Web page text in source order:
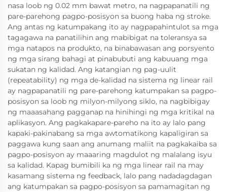
nasa loob ng 0.02 mm bawat metro, na nagpapanatili ng
pare-parehong pagpo-posisyon sa buong haba ng stroke.
Ang antas ng katumpakang ito ay nagpapahintulot sa mga
tagagawa na panatilihin ang mabibigat na toleransya sa
mga natapos na produkto, na binabawasan ang porsyento
ng mga sirang bahagi at pinabubuti ang kabuuang mga
sukatan ng kalidad. Ang katangian ng pag-uulit
(repeatability) ng mga de-kalidad na sistema ng linear rail
ay nagpapanatili ng pare-parehong katumpakan sa pagpo-
posisyon sa loob ng milyon-milyong siklo, na nagbibigay
ng maaasahang pagganap na hinihingi ng mga kritikal na
aplikasyon. Ang pagkakapare-pareho na ito ay lalo pang
kapaki-pakinabang sa mga awtomatikong kapaligiran sa
paggawa kung saan ang anumang maliit na pagkakaiba sa
pagpo-posisyon ay maaaring magdulot ng malalang isyu
sa kalidad. Kapag bumibili ka ng mga linear rail na may
kasamang sistema ng feedback, lalo pang nadadagdagan
ang katumpakan sa pagpo-posisyon sa pamamagitan ng